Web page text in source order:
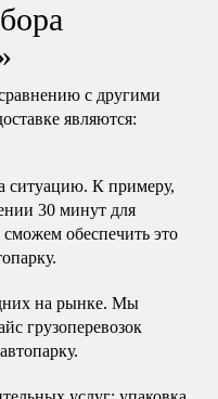
с другими
являются:
ситуацию. К примеру,
30 минут для
обеспечить это
на рынке. Мы
грузоперевозок